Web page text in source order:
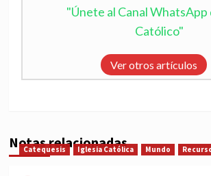
"Únete al Canal WhatsApp
Católico"
Ver otros artículos
Notas relacionadas
Catequesis Iglesia Católica Mundo